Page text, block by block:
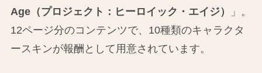
Age（プロジェクト：ヒーロイック・エイジ）
」。
12ページ分のコンテンツで、10種類のキャラクタ
ースキンが報酬として用意されています。